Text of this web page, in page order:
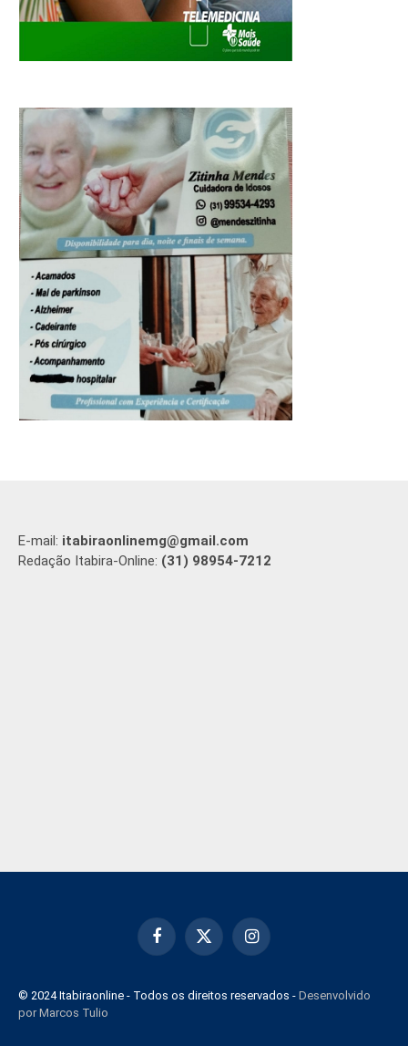
E-mail: itabiraonlinemg@gmail.com
Redação Itabira-Online: (31) 98954-7212
Facebook
X
Instagram
© 2024 Itabiraonline - Todos os direitos reservados - Desenvolvido
por Marcos Tulio